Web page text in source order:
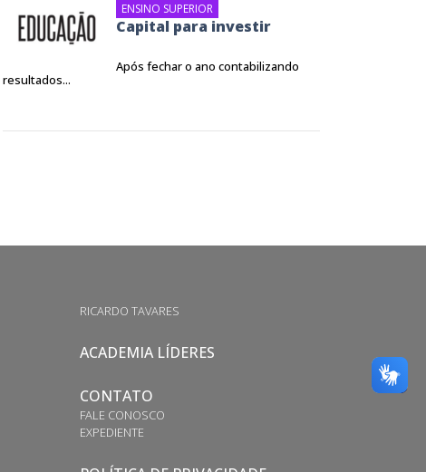
ENSINO SUPERIOR
Capital para investir
Após fechar o ano contabilizando
resultados...
RICARDO TAVARES
ACADEMIA LÍDERES
CONTATO
FALE CONOSCO
EXPEDIENTE